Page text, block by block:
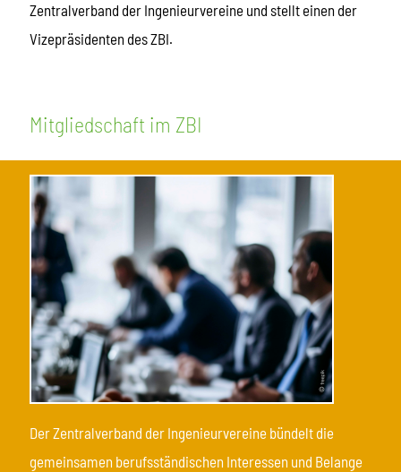
Zentralverband der Ingenieurvereine und stellt einen der
Vizepräsidenten des ZBI.
Mitgliedschaft im ZBI
Der Zentralverband der Ingenieurvereine bündelt die
gemeinsamen berufsständischen Interessen und Belange